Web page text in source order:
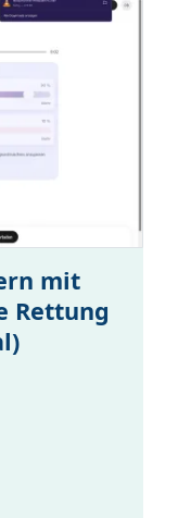
mit
Rettung